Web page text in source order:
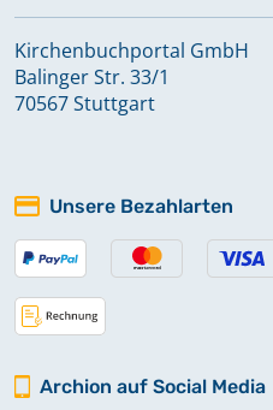
Kirchenbuchportal GmbH
Balinger Str. 33/1
70567 Stuttgart
Unsere Bezahlarten
Archion auf Social Media